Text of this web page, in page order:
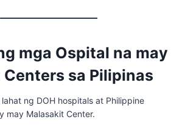
mga Ospital na may
sa Pilipinas
ng DOH hospitals at Philippine
may Malasakit Center.